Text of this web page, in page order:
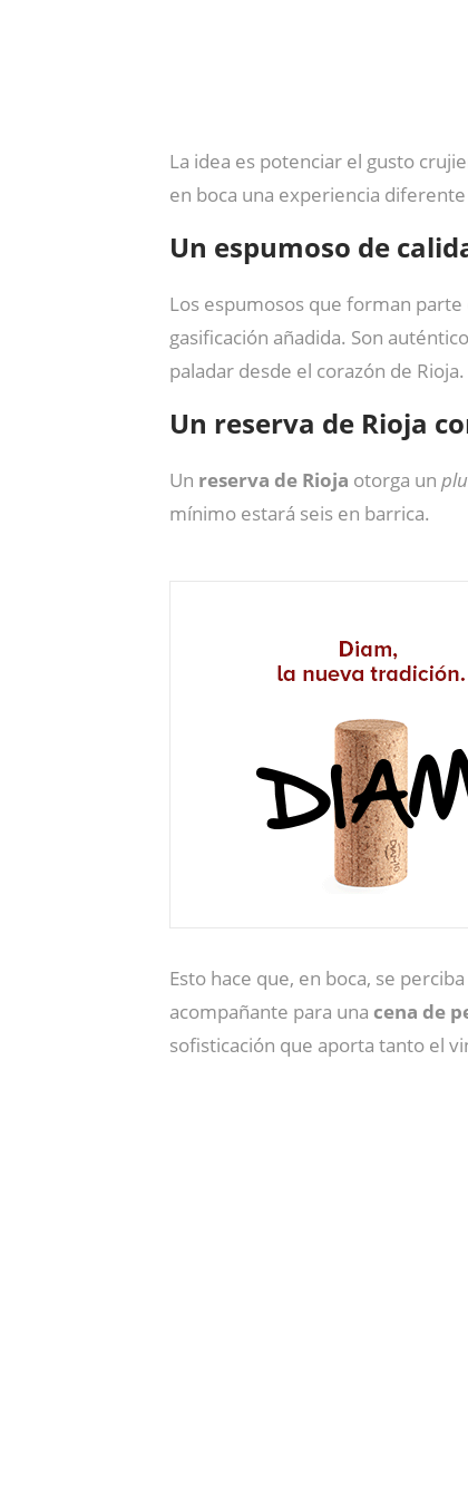
La idea es potenciar el gusto
en boca una experiencia
Un espumoso de
Los espumosos que forman
gasificación añadida. Son
paladar desde el corazón de Rioja.
Un reserva de Rioja
Un reserva de Rioja otorga un
mínimo estará seis en barrica.
Esto hace que, en boca, se
acompañante para una cena de
sofisticación que aporta tanto el